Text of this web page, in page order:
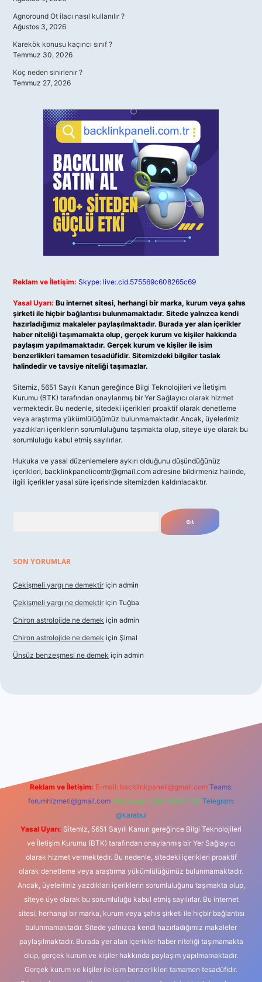
Agnoround Ot ilacı nasıl kullanılır ?
Ağustos 3, 2026
Karekök konusu kaçıncı sınıf ?
Temmuz 30, 2026
Koç neden sinirlenir ?
Temmuz 27, 2026
Reklam ve İletişim: Skype: live:.cid.575569c608265c69
Yasal Uyarı: Bu internet sitesi, herhangi bir marka, kurum veya şahıs
şirketi ile hiçbir bağlantısı bulunmamaktadır. Sitede yalnızca kendi
hazırladığımız makaleler paylaşılmaktadır. Burada yer alan içerikler
haber niteliği taşımamakta olup, gerçek kurum ve kişiler hakkında
paylaşım yapılmamaktadır. Gerçek kurum ve kişiler ile isim
benzerlikleri tamamen tesadüfidir. Sitemizdeki bilgiler taslak
halindedir ve tavsiye niteliği taşımazlar.
Sitemiz, 5651 Sayılı Kanun gereğince Bilgi Teknolojileri ve İletişim
Kurumu (BTK) tarafından onaylanmış bir Yer Sağlayıcı olarak hizmet
vermektedir. Bu nedenle, sitedeki içerikleri proaktif olarak denetleme
veya araştırma yükümlülüğümüz bulunmamaktadır. Ancak, üyelerimiz
yazdıkları içeriklerin sorumluluğunu taşımakta olup, siteye üye olarak bu
sorumluluğu kabul etmiş sayılırlar.
Hukuka ve yasal düzenlemelere aykırı olduğunu düşündüğünüz
içerikleri, backlinkpanelicomtr@gmail.com adresine bildirmeniz halinde,
ilgili içerikler yasal süre içerisinde sitemizden kaldırılacaktır.
SON YORUMLAR
Çekişmeli yargı ne demektir için admin
Çekişmeli yargı ne demektir için Tuğba
Chiron astrolojide ne demek için admin
Chiron astrolojide ne demek için Şimal
Ünsüz benzeşmesi ne demek için admin
Reklam ve İletişim: E-mail: backlinkpaneli@gmail.com Teams:
forumhizmeti@gmail.com Whatsapp: 0262 606 0 726 Telegram:
@karabul
Yasal Uyarı: Sitemiz, 5651 Sayılı Kanun gereğince Bilgi Teknolojileri
ve İletişim Kurumu (BTK) tarafından onaylanmış bir Yer Sağlayıcı
olarak hizmet vermektedir. Bu nedenle, sitedeki içerikleri proaktif
olarak denetleme veya araştırma yükümlülüğümüz bulunmamaktadır.
Ancak, üyelerimiz yazdıkları içeriklerin sorumluluğunu taşımakta olup,
siteye üye olarak bu sorumluluğu kabul etmiş sayılırlar. Bu internet
sitesi, herhangi bir marka, kurum veya şahıs şirketi ile hiçbir bağlantısı
bulunmamaktadır. Sitede yalnızca kendi hazırladığımız makaleler
paylaşılmaktadır. Burada yer alan içerikler haber niteliği taşımamakta
olup, gerçek kurum ve kişiler hakkında paylaşım yapılmamaktadır.
Gerçek kurum ve kişiler ile isim benzerlikleri tamamen tesadüfidir.